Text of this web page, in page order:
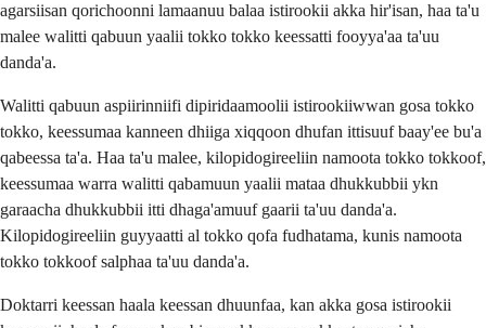
agarsiisan qorichoonni lamaanuu balaa istirookii akka hir'isan, haa ta'u
malee walitti qabuun yaalii tokko tokko keessatti fooyya'aa ta'uu
danda'a.
Walitti qabuun aspiirinniifi dipiridaamoolii istirookiiwwan gosa tokko
tokko, keessumaa kanneen dhiiga xiqqoon dhufan ittisuuf baay'ee bu'a
qabeessa ta'a. Haa ta'u malee, kilopidogireeliin namoota tokko tokkoof,
keessumaa warra walitti qabamuun yaalii mataa dhukkubbii ykn
garaacha dhukkubbii itti dhaga'amuuf gaarii ta'uu danda'a.
Kilopidogireeliin guyyaatti al tokko qofa fudhatama, kunis namoota
tokko tokkoof salphaa ta'uu danda'a.
Doktarri keessan haala keessan dhuunfaa, kan akka gosa istirookii